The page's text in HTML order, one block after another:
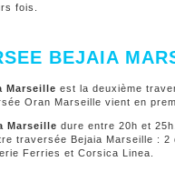
fois.
BEJAIA
Marseille est la deuxième
Oran Marseille vient en
Marseille dure entre 20h et 25h.
traversée Bejaia Marseille : 2
Ferries et Corsica Linea.